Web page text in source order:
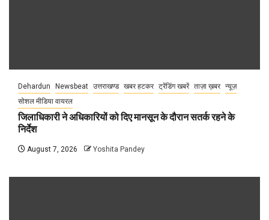
Dehardun Newsbeat उत्तराखण्ड खबर हटकर ट्रेंडिंग खबरें ताज़ा ख़बर न्यूज़
सोशल मीडिया वायरल
जिलाधिकारी ने अधिकारियों को दिए मानसून के दौरान सतर्क रहने के
निर्देश
August 7, 2026 Yoshita Pandey